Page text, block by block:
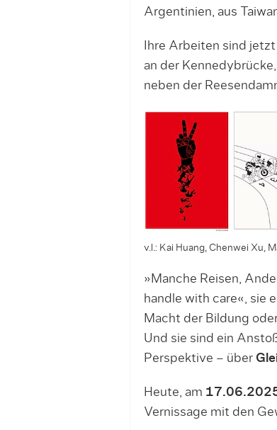
Argentinien, aus
Ihre Arbeiten sind
an der
neben der
v.l.: Kai Huang, Chenwei Xu,
»Manche Reisen,
handle with care«, sie
Macht der Bildung
Und sie sind ein
Perspektive – über
Heute, am
Vernissage mit den